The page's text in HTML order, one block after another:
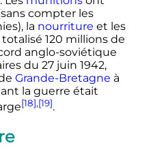
compter les
la nourriture et les
120 millions de
anglo-soviétique
du 27 juin 1942,
Grande-Bretagne à
la guerre était
[18],[19].